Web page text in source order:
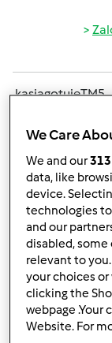
kasiagotujeTM5
śr., 07/10/2019 -
uważam na to
We Care
We and our313
data, like
device.
technologies
and our
disabled, some
relevant to
your choices
clicking the
webpage .Your
Website. For